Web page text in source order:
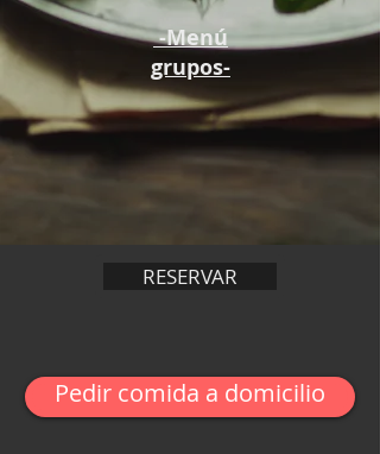
-Menú
grupos-
RESERVAR
Pedir comida a domicilio